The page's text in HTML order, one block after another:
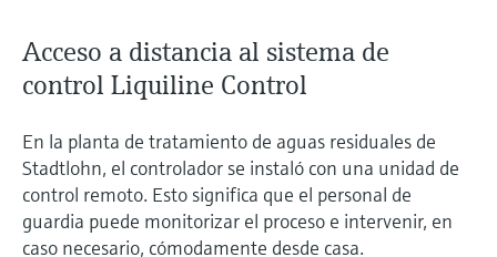
Acceso a distancia al sistema de
control Liquiline Control
En la planta de tratamiento de aguas residuales de
Stadtlohn, el controlador se instaló con una unidad de
control remoto. Esto significa que el personal de
guardia puede monitorizar el proceso e intervenir, en
caso necesario, cómodamente desde casa.